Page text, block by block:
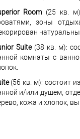
Room (25 кв.
зоны
Suite(38 кв. м):
комнаты с
(56 кв. м): состоит
и/или душем,
кожа и хлопок,